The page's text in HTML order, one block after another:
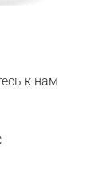
к нам